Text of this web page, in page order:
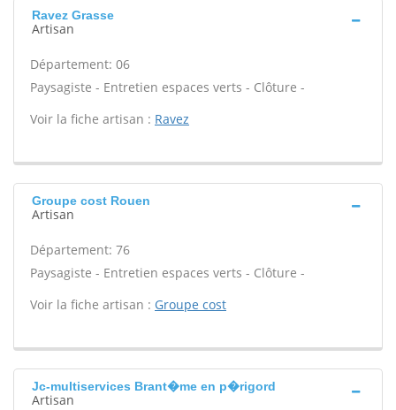
Ravez Grasse
Artisan
Département: 06
Paysagiste - Entretien espaces verts - Clôture -
Voir la fiche artisan : Ravez
Groupe cost Rouen
Artisan
Département: 76
Paysagiste - Entretien espaces verts - Clôture -
Voir la fiche artisan : Groupe cost
Jc-multiservices Brant�me en p�rigord
Artisan